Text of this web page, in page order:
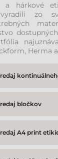
a hárkové
zo
Herma
bločkov
A4 print